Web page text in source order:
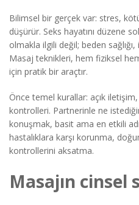
Bilimsel bir gerçek var: stres,
düşürür. Seks hayatını düzene
olmakla ilgili değil; beden
Masaj teknikleri, hem fiziksel
için pratik bir araçtır.
Önce temel kurallar: açık
kontrolleri. Partnerinle ne
konuşmak, basit ama en etkili
hastalıklara karşı korunma,
kontrollerini aksatma.
Masajın cinsel